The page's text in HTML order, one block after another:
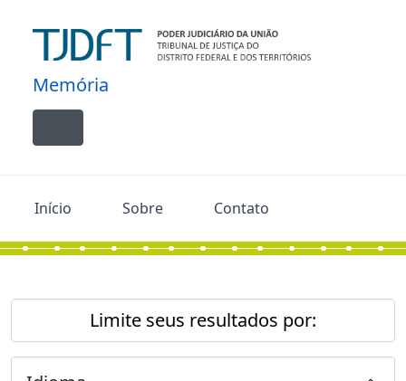
Memória
Toggle navigation
Início Sobre Contato
Limite seus resultados por: